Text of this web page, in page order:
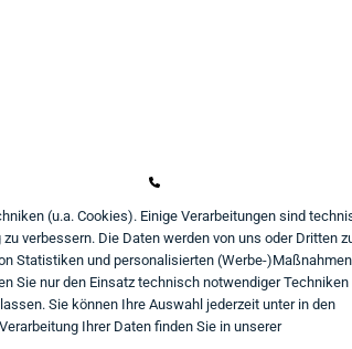
shop@think-about.it
Kontaktieren Sie uns
Folgen Sie uns:
in
(u.a. Cookies). Einige Verarbeitungen sind
verbessern. Die Daten werden von uns oder Dritten
Statistiken und personalisierten (Werbe-)Maßnahmen
Sie nur den Einsatz technisch notwendiger Techniken
Sie können Ihre Auswahl jederzeit unter in den
Ihrer Daten finden Sie in unserer